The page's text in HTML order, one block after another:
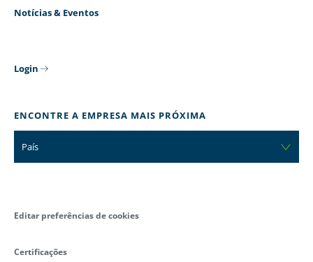
Notícias & Eventos
Login
ENCONTRE A EMPRESA MAIS PRÓXIMA
País
Editar preferências de cookies
Certificações